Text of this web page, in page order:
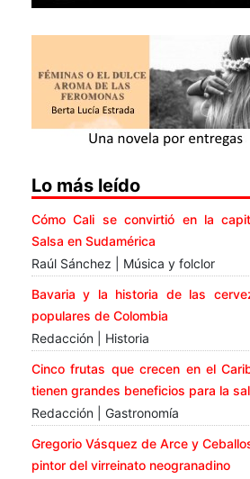
Lo más leído
Cómo Cali se convirtió en la
Salsa en Sudamérica
Raúl Sánchez | Música y folclor
Bavaria y la historia de las
populares de Colombia
Redacción | Historia
Cinco frutas que crecen en el
tienen grandes beneficios para la
Redacción | Gastronomía
Gregorio Vásquez de Arce y
pintor del virreinato neogranadino